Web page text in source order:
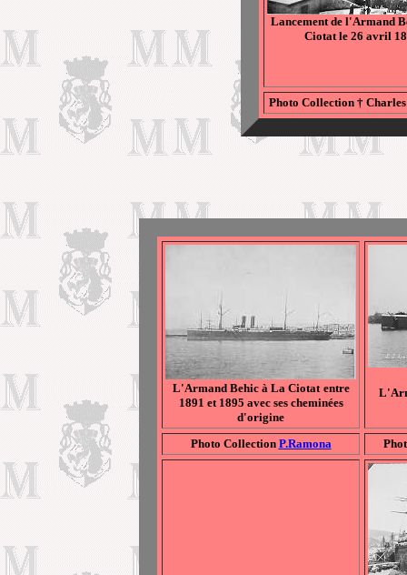
Lancement de l'Armand
Ciotat le 26 avril
Photo Collection †
L'Armand Behic à La Ciotat entre
1891 et 1895 avec ses cheminées
d'origine
Photo Collection P.Ramona